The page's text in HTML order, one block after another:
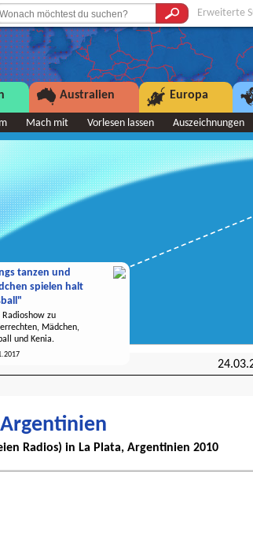
Erweiterte
Australien Europa
Mach mit Vorlesen lassen Auszeichnungen
tanzen und
spielen halt
Radioshow zu
Mädchen,
und Kenia.
Radios) in La Plata, Argentinien 2010